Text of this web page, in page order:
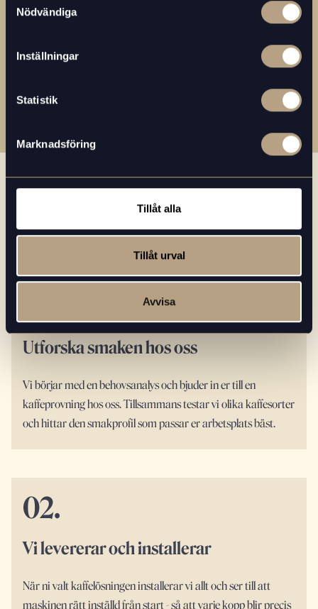
Nödvändiga
Inställningar
Statistik
Marknadsföring
Tillåt alla
Tillåt urval
Avvisa
SÅ FÅR DU DET GODASTE KAFFET PÅ JOBBET
Din fikalösning - så funkar det
Utforska smaken hos oss
Vi börjar med en behovsanalys och bjuder in er till en
kaffeprovning hos oss. Tillsammans testar vi olika kaffesorter
och hittar den smakprofil som passar er arbetsplats bäst.
02.
Vi levererar och installerar
När ni valt kaffelösningen installerar vi allt och ser till att
maskinen rätt inställd från start - så att varje kopp blir precis